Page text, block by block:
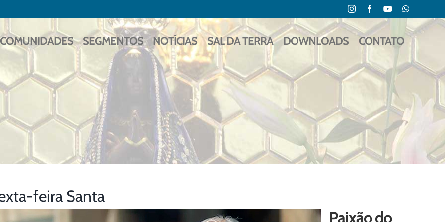
InstagramFacebookYouTubeWhatsApp
COMUNIDADES SEGMENTOS NOTÍCIAS SAL DA TERRA DOWNLOADS CONTATO
feira Santa
Paixão do